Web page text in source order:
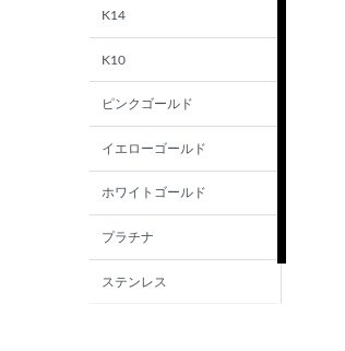
K14
K10
ピンクゴールド
イエローゴールド
ホワイトゴールド
プラチナ
ステンレス